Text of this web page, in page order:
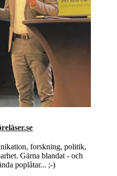
forskning, politik,
Gärna blandat - och
poplåtar... ;-)